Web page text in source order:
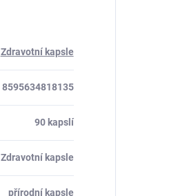
Zdravotní kapsle
8595634818135
90 kapslí
Zdravotní kapsle
přírodní kapsle